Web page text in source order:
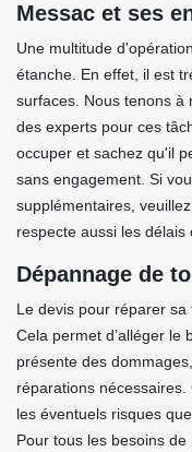
Messac et ses
Une multitude
étanche. En effet, il est
surfaces. Nous tenons à
des experts pour ces
occuper et sachez qu'il
sans engagement. Si
supplémentaires,
respecte aussi les délais
Dépannage de
Le devis pour réparer sa
Cela permet d’alléger le
présente des
réparations
les éventuels risques
Pour tous les besoins